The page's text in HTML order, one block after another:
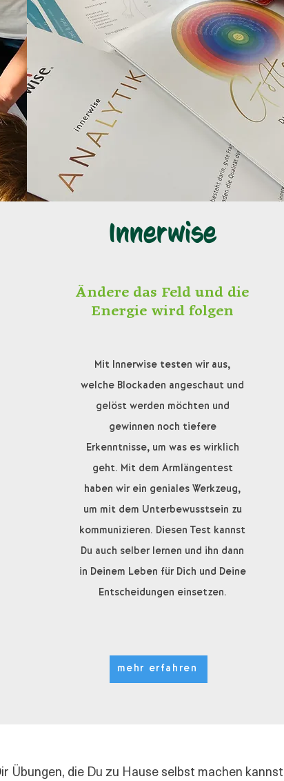
Innerwise
Ändere das Feld und die
Energie wird folgen
Mit Innerwise testen wir aus,
welche Blockaden angeschaut und
gelöst werden möchten und
gewinnen noch tiefere
Erkenntnisse, um was es wirklich
geht. Mit dem Armlängentest
haben wir ein geniales Werkzeug,
um mit dem Unterbewusstsein zu
kommunizieren. Diesen Test kannst
Du auch selber lernen und ihn dann
in Deinem Leben für Dich und Deine
Entscheidungen einsetzen.
mehr erfahren
Übungen, die Du zu Hause selbst machen